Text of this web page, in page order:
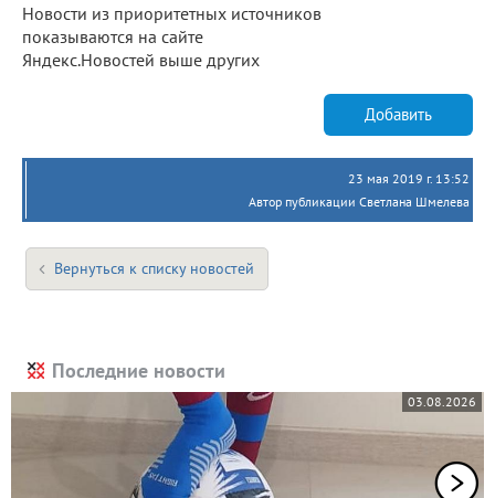
Новости из приоритетных источников
показываются на сайте
Яндекс.Новостей выше других
Добавить
23 мая 2019 г. 13:52
Автор публикации Светлана Шмелева
Вернуться к списку новостей
Последние новости
03.08.2026